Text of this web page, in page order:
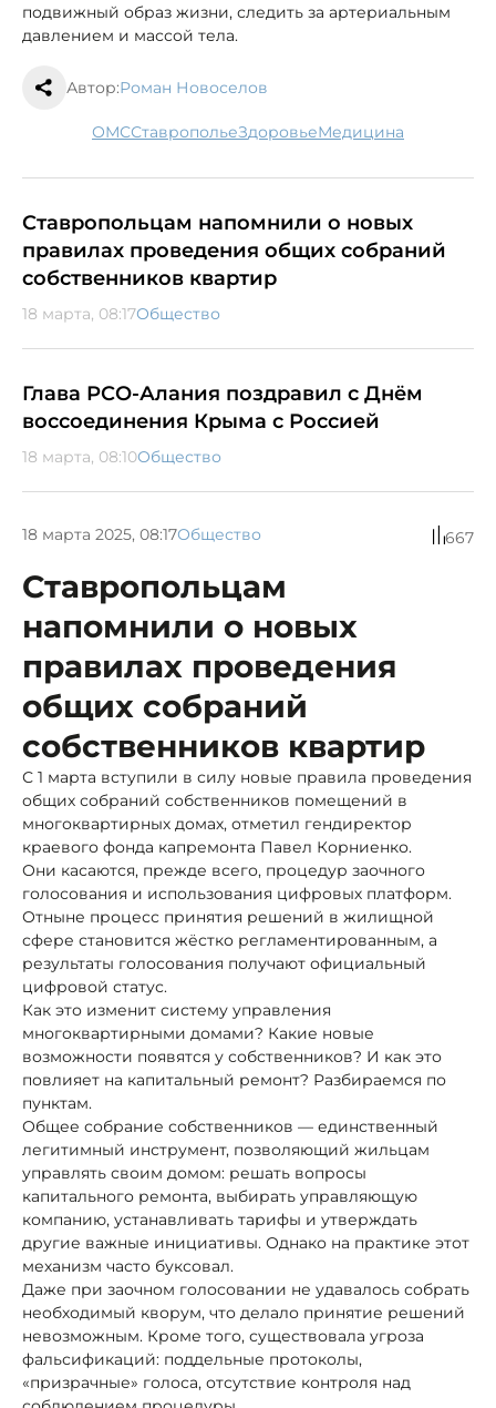
подвижный образ жизни, следить за артериальным
давлением и массой тела.
Автор:Роман Новоселов
ОМС Ставрополье здоровье медицина
Ставропольцам напомнили о новых
правилах проведения общих собраний
собственников квартир
18 марта, 08:17Общество
Глава РСО-Алания поздравил с Днём
воссоединения Крыма с Россией
18 марта, 08:10Общество
18 марта 2025, 08:17Общество 667
Ставропольцам
напомнили о новых
правилах проведения
общих собраний
собственников квартир
С 1 марта вступили в силу новые правила проведения
общих собраний собственников помещений в
многоквартирных домах, отметил гендиректор
краевого фонда капремонта Павел Корниенко.
Они касаются, прежде всего, процедур заочного
голосования и использования цифровых платформ.
Отныне процесс принятия решений в жилищной
сфере становится жёстко регламентированным, а
результаты голосования получают официальный
цифровой статус.
Как это изменит систему управления
многоквартирными домами? Какие новые
возможности появятся у собственников? И как это
повлияет на капитальный ремонт? Разбираемся по
пунктам.
Общее собрание собственников — единственный
легитимный инструмент, позволяющий жильцам
управлять своим домом: решать вопросы
капитального ремонта, выбирать управляющую
компанию, устанавливать тарифы и утверждать
другие важные инициативы. Однако на практике этот
механизм часто буксовал.
Даже при заочном голосовании не удавалось собрать
необходимый кворум, что делало принятие решений
невозможным. Кроме того, существовала угроза
фальсификаций: поддельные протоколы,
«призрачные» голоса, отсутствие контроля над